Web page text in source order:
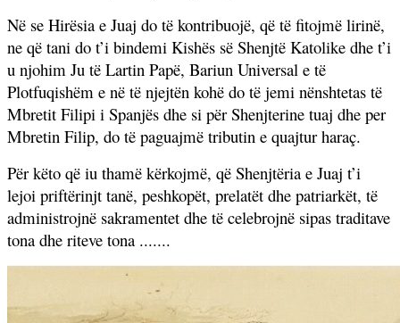
Në se Hirësia e Juaj do të kontribuojë, që të fitojmë lirinë,
ne që tani do t’i bindemi Kishës së Shenjtë Katolike dhe t’i
u njohim Ju të Lartin Papë, Bariun Universal e të
Plotfuqishëm e në të njejtën kohë do të jemi nënshtetas të
Mbretit Filipi i Spanjës dhe si për Shenjterine tuaj dhe per
Mbretin Filip, do të paguajmë tributin e quajtur haraç.
Për këto që iu thamë kërkojmë, që Shenjtëria e Juaj t’i
lejoi priftërinjt tanë, peshkopët, prelatët dhe patriarkët, të
administrojnë sakramentet dhe të celebrojnë sipas traditave
tona dhe riteve tona .......